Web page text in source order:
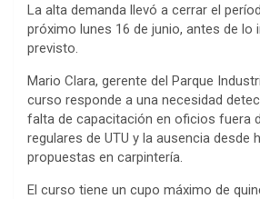
La alta demanda llevó a cerrar el
próximo lunes 16 de junio, antes de lo
previsto.
Mario Clara, gerente del Parque
curso responde a una necesidad
falta de capacitación en oficios fuera
regulares de UTU y la ausencia desde
propuestas en carpintería.
El curso tiene un cupo máximo de